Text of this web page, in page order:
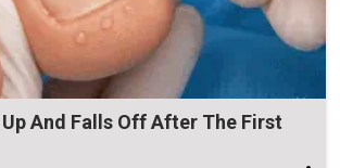
And Falls Off After The First